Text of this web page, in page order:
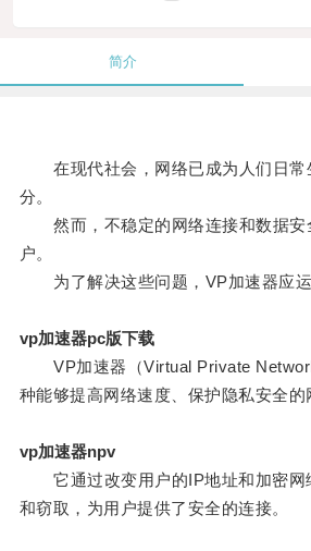
简介
在现代社会，网络已成为人们日常
分。
然而，不稳定的网络连接和数据安
户。
为了解决这些问题，VP加速器应运
vp加速器pc版下载
VP加速器（Virtual Private
种能够提高网络速度、保护隐私安全的
vp加速器npv
它通过改变用户的IP地址和加密网
和窃取，为用户提供了安全的连接。